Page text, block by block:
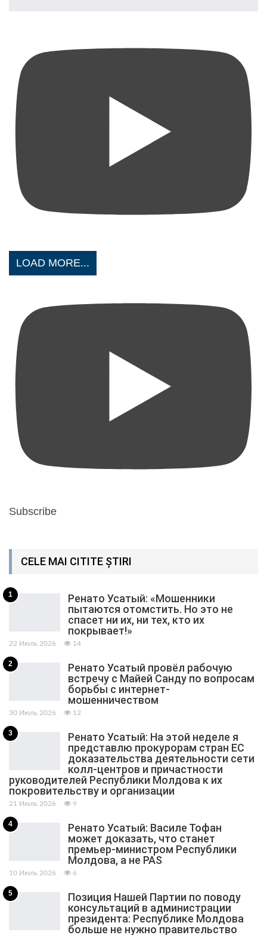
LOAD MORE...
Subscribe
CELE MAI CITITE ȘTIRI
1
Ренато Усатый: «Мошенники
пытаются отомстить. Но это не
спасет ни их, ни тех, кто их
покрывает!»
22 Июль 2026 14
2
Ренато Усатый провёл рабочую
встречу с Майей Санду по вопросам
борьбы с интернет-
мошенничеством
30 Июль 2026 12
3
Ренато Усатый: На этой неделе я
представлю прокурорам стран ЕС
доказательства деятельности сети
колл-центров и причастности
руководителей Республики Молдова к их
покровительству и организации
21 Июль 2026 9
4
Ренато Усатый: Василе Тофан
может доказать, что станет
премьер-министром Республики
Молдова, а не PAS
10 Июль 2026 6
5
Позиция Нашей Партии по поводу
консультаций в администрации
президента: Республике Молдова
больше не нужно правительство